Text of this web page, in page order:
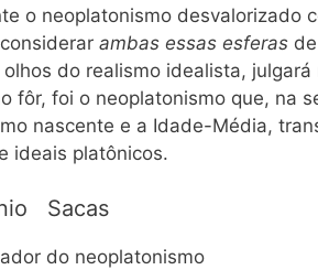
o neoplatonismo desvalorizado
ambas essas esferas
olhos do realismo idealista,
fôr, foi o neoplatonismo que, na
nascente e a Idade-Média,
ideais platônicos.
Sacas
do neoplatonismo